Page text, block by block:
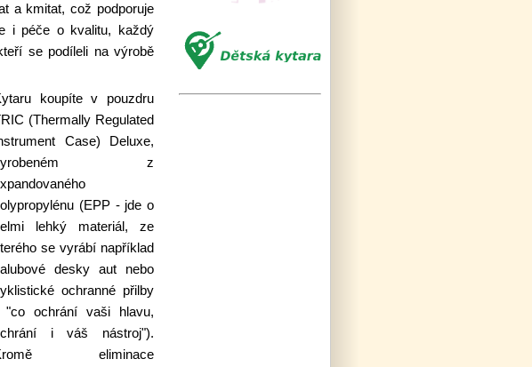
a kmitat, což podporuje
i péče o kvalitu, každý
se podíleli na výrobě
koupíte v pouzdru
(Thermally Regulated
Case) Deluxe,
z
(EPP - jde o
lehký materiál, ze
se vyrábí například
desky aut nebo
ochranné přilby
ochrání vaši hlavu,
i váš nástroj").
eliminace